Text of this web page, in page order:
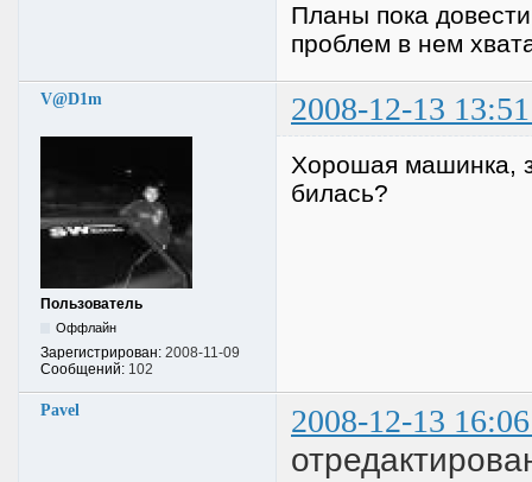
Планы пока
проблем в нем
V@D1m 2008-12-13
Пользователь
Оффлайн
Зарегистрирован: 2008-11-09
Сообщений: 102
Хорошая машинка,
билась?
Pavel 2008-12-13